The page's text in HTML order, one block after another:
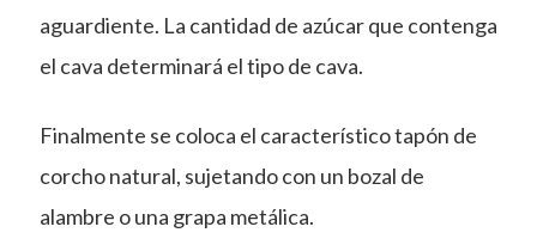
aguardiente. La cantidad de azúcar que contenga
el cava determinará el tipo de cava.
Finalmente se coloca el característico tapón de
corcho natural, sujetando con un bozal de
alambre o una grapa metálica.